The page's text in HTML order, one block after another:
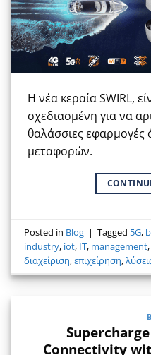
Η νέα κεραία SWIRL,
σχεδιασμένη για να
θαλάσσιες εφαρμογές
μεταφορών.
Posted in Blog | Tagged 5G,
industry, iot, IT, management,
διαχείριση,επιχείρηση,
Connectivity